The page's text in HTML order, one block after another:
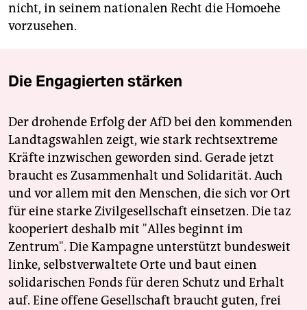
nicht, in seinem nationalen Recht die Homoehe
vorzusehen.
Die Engagierten stärken
Der drohende Erfolg der AfD bei den kommenden
Landtagswahlen zeigt, wie stark rechtsextreme
Kräfte inzwischen geworden sind. Gerade jetzt
braucht es Zusammenhalt und Solidarität. Auch
und vor allem mit den Menschen, die sich vor Ort
für eine starke Zivilgesellschaft einsetzen. Die taz
kooperiert deshalb mit "Alles beginnt im
Zentrum". Die Kampagne unterstützt bundesweit
linke, selbstverwaltete Orte und baut einen
solidarischen Fonds für deren Schutz und Erhalt
auf. Eine offene Gesellschaft braucht guten, frei